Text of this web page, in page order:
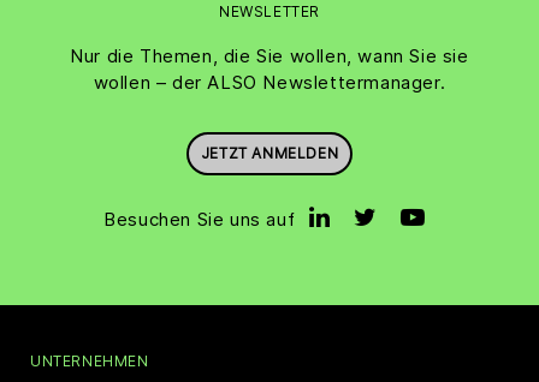
NEWSLETTER
Nur die Themen, die Sie wollen, wann Sie sie
wollen – der ALSO Newslettermanager.
JETZT ANMELDEN
Besuchen Sie uns auf
UNTERNEHMEN